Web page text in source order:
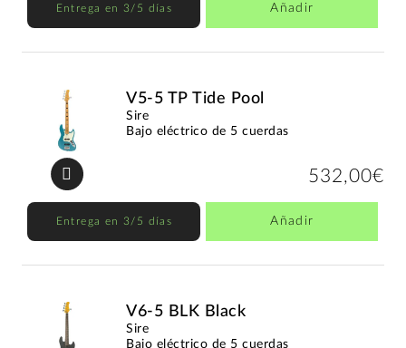
Entrega en 3/5 días Añadir
V5-5 TP Tide Pool
Sire
Bajo eléctrico de 5 cuerdas
532,00€
Entrega en 3/5 días Añadir
V6-5 BLK Black
Sire
Bajo eléctrico de 5 cuerdas